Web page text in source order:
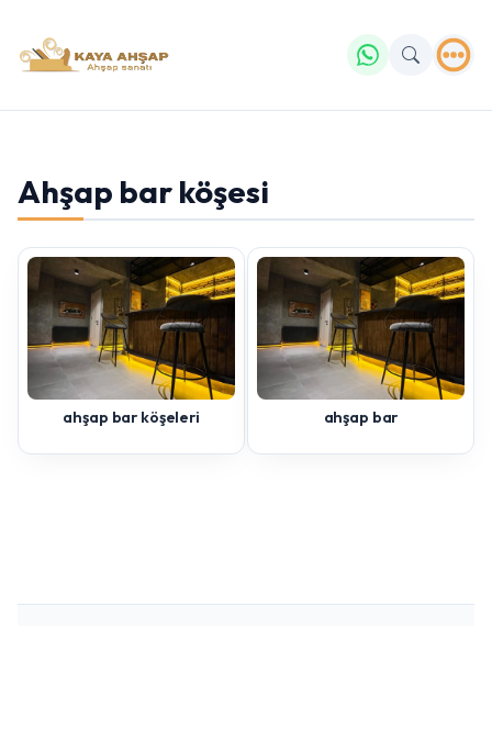
Ahşap bar köşesi
ahşap bar köşeleri ahşap bar
Yazmaya başlayın...